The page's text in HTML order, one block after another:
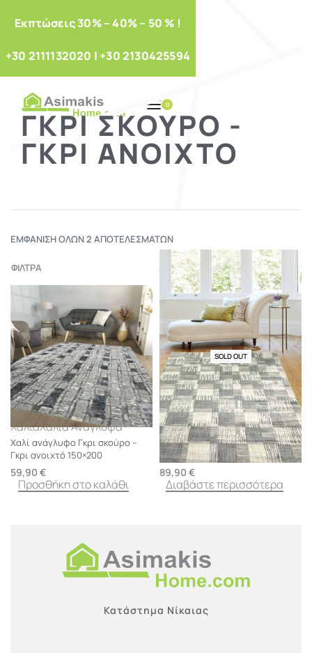
Eκπτώσεις 30% – 40% – 50 % !
+30 2111132020 | +30 2130425594
0
ΓΚΡΙ ΣΚΟΎΡΟ -
ΓΚΡΙ ΑΝΟΙΧΤΌ
ΕΜΦΆΝΙΣΗ ΌΛΩΝ 2 ΑΠΟΤΕΛΕΣΜΆΤΩΝ
Προκαθορισμένη ταξινόμηση
ΦΙΛΤΡΑ
ΧαλιάΧαλιά Ανάγλυφα
Χαλί ανάγλυφο Γκρι σκούρο –
Γκρι ανοιχτό 150×200
59,90 €
Προσθήκη στο καλάθι
SOLD OUT
ΧαλιάΧαλιά Ανάγλυφα
Χαλί ανάγλυφο Γκρι σκούρο –
Γκρι ανοιχτό 200×280
89,90 €
Διαβάστε περισσότερα
Κατάστημα Νίκαιας